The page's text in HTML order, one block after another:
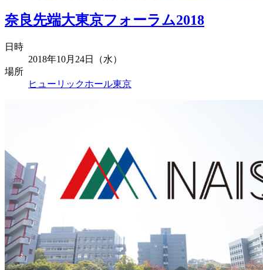
奈良先端大東京フォーラム2018
日時
2018年10月24日（水）
場所
ヒューリックホール東京